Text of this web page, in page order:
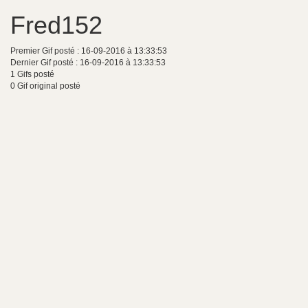
Fred152
Premier Gif posté : 16-09-2016 à 13:33:53
Dernier Gif posté : 16-09-2016 à 13:33:53
1 Gifs posté
0 Gif original posté